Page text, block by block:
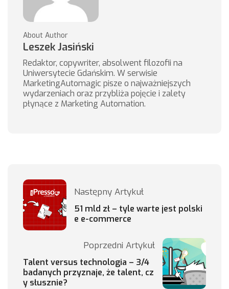
About Author
Leszek Jasiński
Redaktor, copywriter, absolwent filozofii na
Uniwersytecie Gdańskim. W serwisie
MarketingAutomagic pisze o najważniejszych
wydarzeniach oraz przybliża pojęcie i zalety
płynące z Marketing Automation.
Następny Artykuł
51 mld zł – tyle warte jest polski
e e-commerce
Poprzedni Artykuł
Talent versus technologia – 3/4
badanych przyznaje, że talent, cz
y słusznie?